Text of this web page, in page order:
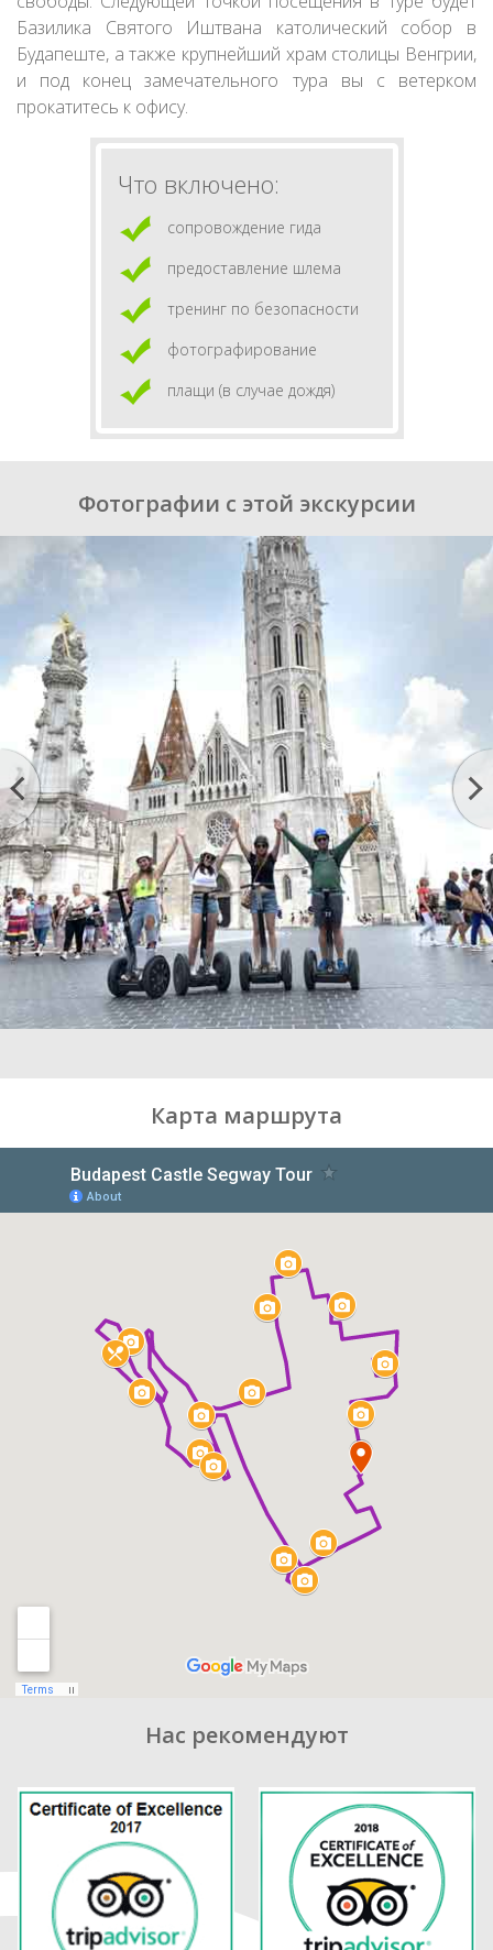
Базилика Святого Иштвана католический собор в
Будапеште, а также крупнейший храм столицы Венгрии,
и под конец замечательного тура вы с ветерком
прокатитесь к офису.
Что включено:
сопровождение гида
предоставление шлема
тренинг по безопасности
фотографирование
плащи (в случае дождя)
Фотографии с этой экскурсии
Карта маршрута
Нас рекомендуют